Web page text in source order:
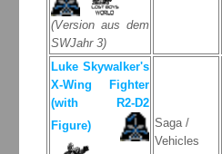
(Version aus dem
SWJahr 3)
Luke Skywalker's
X-Wing Fighter
(with R2-D2
Figure)
Saga /
Vehicles